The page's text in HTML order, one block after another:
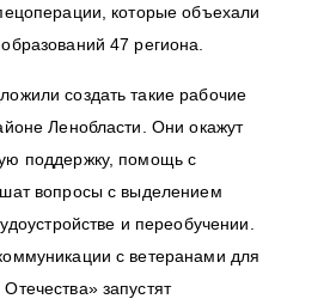
которые объехали
47 региона.
создать такие рабочие
Ленобласти. Они окажут
поддержку, помощь с
вопросы с выделением
и переобучении.
с ветеранами для
запустят